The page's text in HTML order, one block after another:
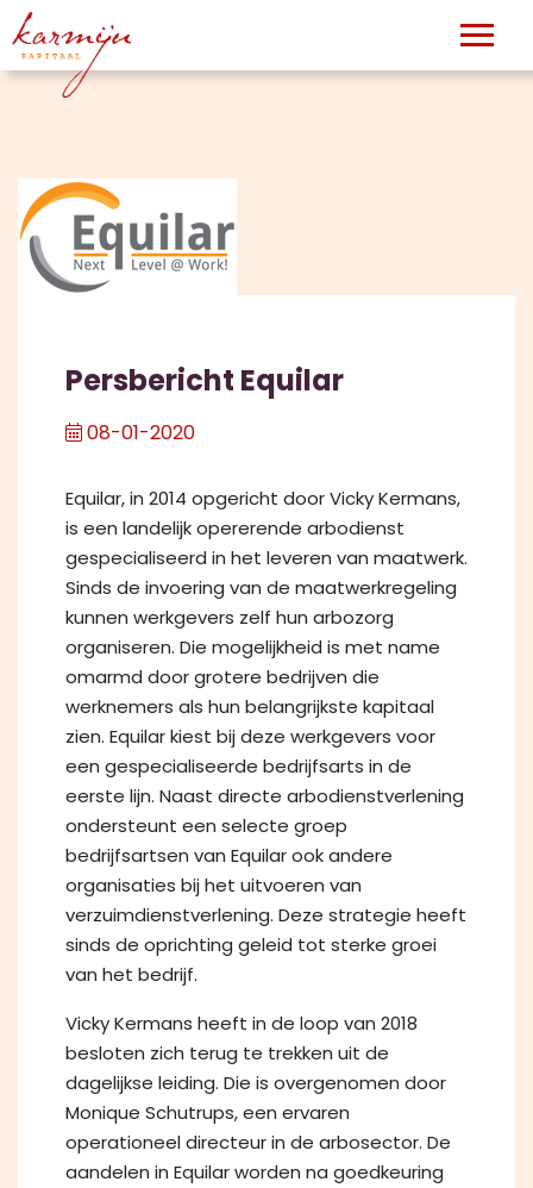
Persbericht Equilar
08-01-2020
Equilar, in 2014 opgericht door Vicky Kermans,
is een landelijk opererende arbodienst
gespecialiseerd in het leveren van maatwerk.
Sinds de invoering van de maatwerkregeling
kunnen werkgevers zelf hun arbozorg
organiseren. Die mogelijkheid is met name
omarmd door grotere bedrijven die
werknemers als hun belangrijkste kapitaal
zien. Equilar kiest bij deze werkgevers voor
een gespecialiseerde bedrijfsarts in de
eerste lijn. Naast directe arbodienstverlening
ondersteunt een selecte groep
bedrijfsartsen van Equilar ook andere
organisaties bij het uitvoeren van
verzuimdienstverlening. Deze strategie heeft
sinds de oprichting geleid tot sterke groei
van het bedrijf.
Vicky Kermans heeft in de loop van 2018
besloten zich terug te trekken uit de
dagelijkse leiding. Die is overgenomen door
Monique Schutrups, een ervaren
operationeel directeur in de arbosector. De
aandelen in Equilar worden na goedkeuring